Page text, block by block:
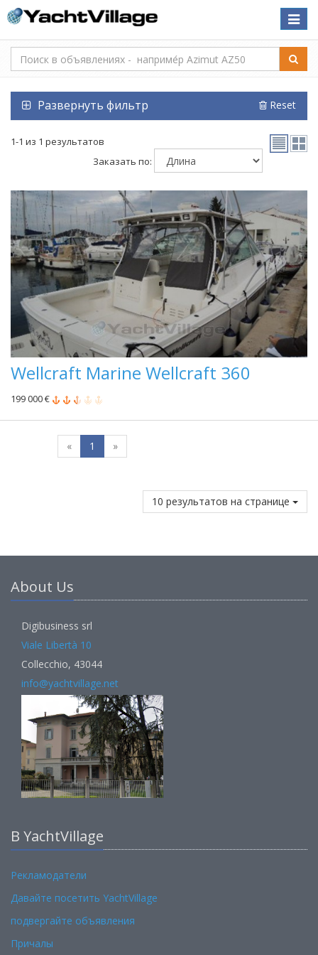
Toggle
Развернуть фильтр Reset
1-1 из 1 результатов
Заказать по:
Wellcraft Marine Wellcraft 360
199 000 €
« 1 »
10 результатов на странице
About Us
Digibusiness srl
Viale Libertà 10
Collecchio, 43044
info@yachtvillage.net
В YachtVillage
Рекламодатели
Давайте посетить YachtVillage
подвергайте объявления
Причалы